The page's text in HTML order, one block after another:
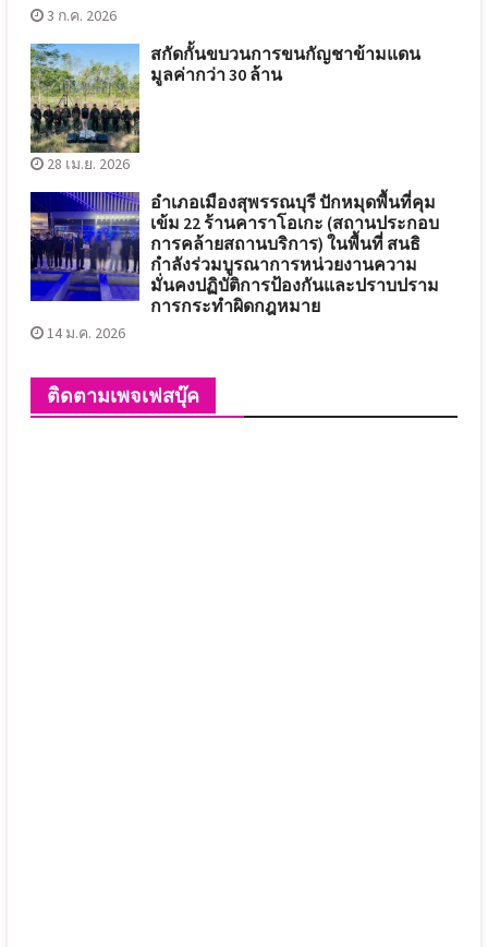
3 ก.ค. 2026
สกัดกั้นขบวนการขนกัญชาข้ามแดน
มูลค่ากว่า 30 ล้าน
28 เม.ย. 2026
อำเภอเมืองสุพรรณบุรี ปักหมุดพื้นที่คุม
เข้ม 22 ร้านคาราโอเกะ (สถานประกอบ
การคล้ายสถานบริการ) ในพื้นที่ สนธิ
กำลังร่วมบูรณาการหน่วยงานความ
มั่นคงปฏิบัติการป้องกันและปราบปราม
การกระทำผิดกฎหมาย
14 ม.ค. 2026
ติดตามเพจเฟสบุ๊ค